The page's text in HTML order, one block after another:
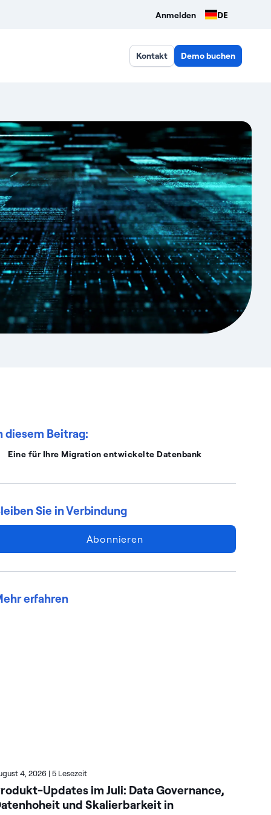
Anmelden DE
Kontakt Demo buchen
diesem Beitrag:
Eine für Ihre Migration entwickelte Datenbank
Sie in Verbindung
Abonnieren
erfahren
4, 2026 | 5 Lesezeit
Updates im Juli: Data Governance,
und Skalierbarkeit in